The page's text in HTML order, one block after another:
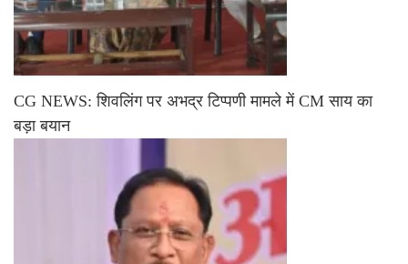
CG NEWS: शिवलिंग पर अभद्र टिप्पणी मामले में CM साय का
बड़ा बयान